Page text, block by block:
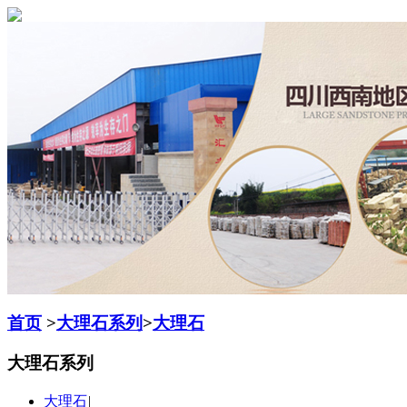
首页 >大理石系列 >大理石
大理石系列
大理石|